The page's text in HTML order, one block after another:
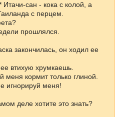
сан - кока с колой, а
с перцем.
прошлялся.
закончилась, он ходил ее
втихую хрумкаешь.
меня кормит только глиной.
игнорируй меня!
деле хотите это знать?